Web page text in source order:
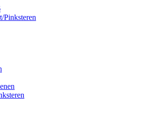
Pinksteren